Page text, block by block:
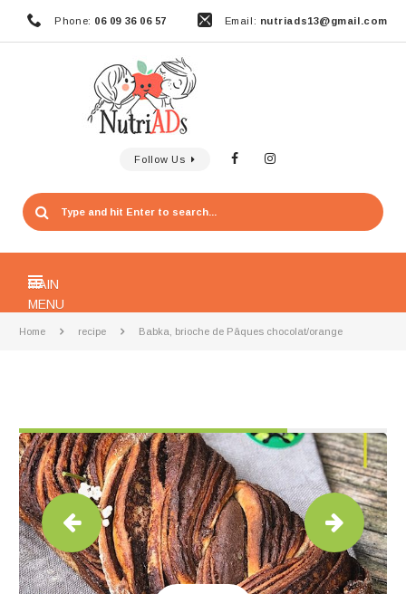
Phone: 06 09 36 06 57 Email: nutriads13@gmail.com
Follow Us
MAIN
MENU
Home recipe Babka, brioche de Pâques chocolat/orange